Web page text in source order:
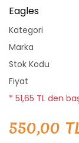
Eagles
Kategori
Marka
Stok Kodu
Fiyat
* 51,65 TL den
550,00